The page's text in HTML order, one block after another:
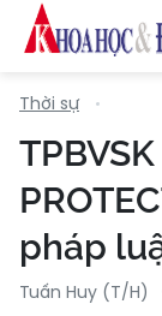
Thời sự
pháp
Tuấn Huy (T/H)